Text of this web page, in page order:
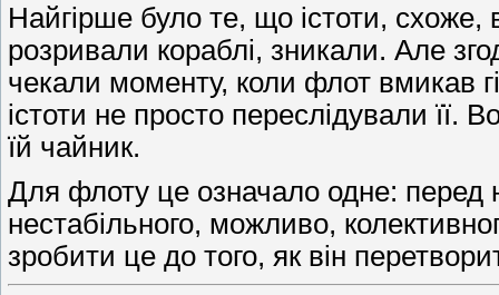
Найгірше було те, що істоти,
розривали кораблі, зникали. Але
чекали моменту, коли флот вмикав
істоти не просто переслідували її.
їй чайник.
Для флоту це означало одне: перед
нестабільного, можливо,
зробити це до того, як він